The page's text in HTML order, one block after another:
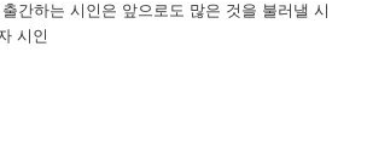
간하는 시인은 앞으로도 많은 것을 불러낼 시
시인